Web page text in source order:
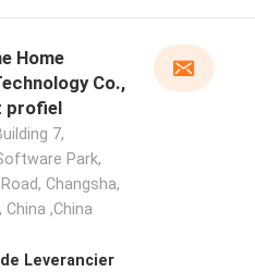
Home
Co.,
profiel
7,
Park,
Changsha,
,China
Leverancier